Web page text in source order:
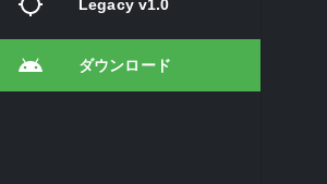
Legacy v1.0
ダウンロード